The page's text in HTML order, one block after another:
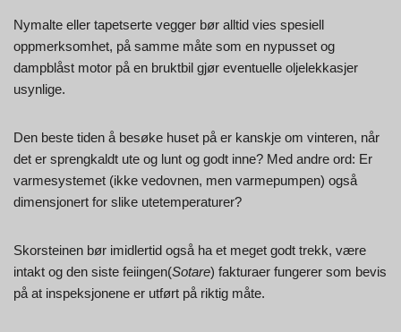
Nymalte eller tapetserte vegger bør alltid vies spesiell
oppmerksomhet, på samme måte som en nypusset og
dampblåst motor på en bruktbil gjør eventuelle oljelekkasjer
usynlige.
Den beste tiden å besøke huset på er kanskje om vinteren, når
det er sprengkaldt ute og lunt og godt inne? Med andre ord: Er
varmesystemet (ikke vedovnen, men varmepumpen) også
dimensjonert for slike utetemperaturer?
Skorsteinen bør imidlertid også ha et meget godt trekk, være
intakt og den siste feiingen(Sotare) fakturaer fungerer som bevis
på at inspeksjonene er utført på riktig måte.